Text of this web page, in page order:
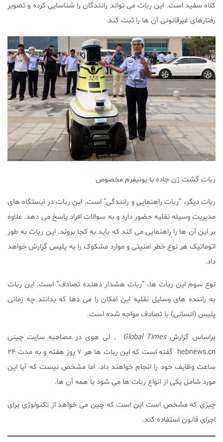
کلاه سفید است. این ربات می تواند رانندگان را شناسایی کرده و تصویر
رفتارهای غیرقانونی آن ها را ثبت کند.
ربات گشت زن جاده با یونیفرم مخصوص
ربات دیگر، “ربات راهنمایی و رانندگی” است. این ربات در ایستگاه های
مدیریت وسیله نقلیه حضور دارد و به سوالات افراد پاسخ می دهد. علاوه
بر این آن ها را راهنمایی می کند که باید به کجا بروند. این ربات به طور
اتوماتیک هر نوع خطر امنیتی و موارد مشکوک را به پلیس گزارش خواهد
داد.
نوع سوم این ربات ها، “ربات هشدار دهنده تصادف” است. این ربات
به راننده های وسایل نقلیه این امکان را می دها که بدانند چه زمانی
پلیس (انسانی) با تصادف مواجه شده است.
براساس گزارشGlobal Times
٬ لی هوی در مصاحبه سایت چینی
hebnews.cn گفته است که این ربات ها هر ۷ روز هفته و به مدت ۲۴
ساعت وظایف خود را انجام خواهند داد. اما مشخص نیست که آیا این
مورد شامل یکی از انواع ربات ها می شود یا همه آن ها.
چیزی که مشخص است این است که چین می خواهد از تکنولوژی برای
اجرای قانون استفاده کند.